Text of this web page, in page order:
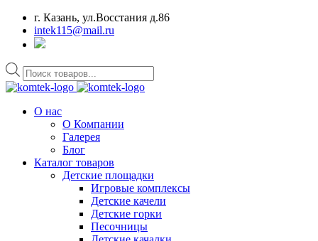
г. Казань, ул.Восстания д.86
intek115@mail.ru
Поиск
товаров
О нас
О Компании
Галерея
Блог
Каталог товаров
Детские площадки
Игровые комплексы
Детские качели
Детские горки
Песочницы